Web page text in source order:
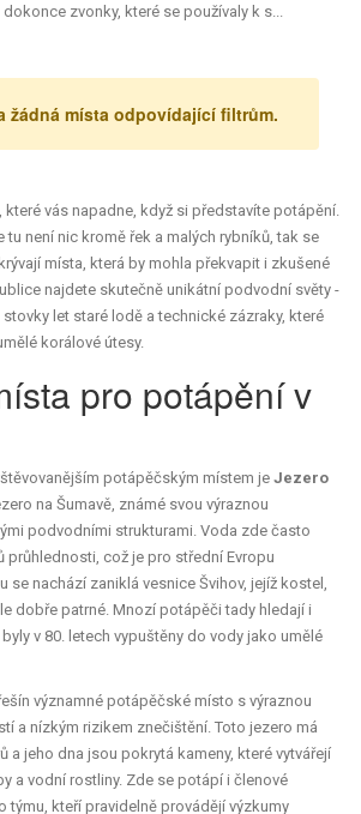
zvonky, které se používaly k s...
údržbu. V něm se nachází zbytky starého
byl vybudován v 15. století. Potápěči tam
a nesmí být dotčeny.
žádná místa odpovídající filtrům.
vás napadne, když si představíte potápění.
tu není nic kromě řek a malých rybníků, tak se
místa, která by mohla překvapit i zkušené
najdete skutečně unikátní podvodní světy -
let staré lodě a technické zázraky, které
korálové útesy.
pro potápění v
potápěčským místem je Jezero
na Šumavě, známé svou výraznou
podvodními strukturami . Voda zde často
průhlednosti, což je pro střední Evropu
se nachází zaniklá vesnice Švihov, jejíž kostel,
dobře patrné. Mnozí potápěči tady hledají i
v 80. letech vypuštěny do vody jako umělé
významné potápěčské místo s výraznou
a nízkým rizikem znečištění . Toto jezero má
a jeho dna jsou pokrytá kameny, které vytvářejí
a vodní rostliny. Zde se potápí i členové
týmu, kteří pravidelně provádějí výzkumy